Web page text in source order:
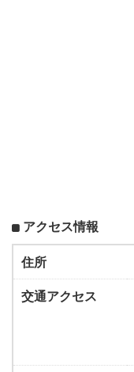
アクセス情報
住所
交通アクセス